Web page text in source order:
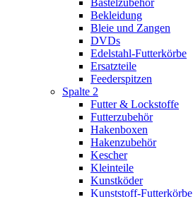
Bekleidung
Bleie und Zangen
DVDs
Edelstahl-Futterkörbe
Ersatzteile
Feederspitzen
Spalte 2
Futter & Lockstoffe
Futterzubehör
Hakenboxen
Hakenzubehör
Kescher
Kleinteile
Kunstköder
Kunststoff-Futterkörbe